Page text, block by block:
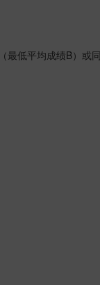
最低平均成绩B）或